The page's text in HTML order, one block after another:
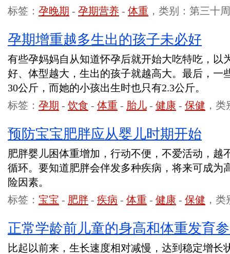
标签： 孕晚期 - 孕期营养 - 体重 ，类别：第三十周
孕期增重越多生出的孩子未必好
有些孕妈妈自从知道怀孕后就开始大吃特吃，以
好、体型越大，生出的孩子就越高大。最后，一
30公斤，而她的小孩出生时也只有2.3公斤。
标签： 孕期 - 饮食 - 体重 - 胎儿 - 健康 - 保健 ，
预防宝宝肥胖应从婴儿时期开始
肥胖婴儿困体重增加，行动不便，不爱活动，越
循环。要知道肥胖会伴发多种疾病，将来可成为
险因素。
标签： 宝宝 - 肥胖 - 疾病 - 体重 - 健康 - 保健 ，
正常学龄前儿童的身高和体重发育
比起以前来，生长速度相对减慢，达到稳定增长